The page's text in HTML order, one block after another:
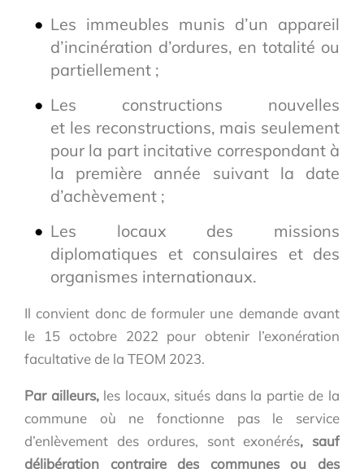
Les immeubles munis d’un appareil
d’incinération d’ordures, en totalité ou
partiellement ;
Les constructions nouvelles
et les reconstructions, mais seulement
pour la part incitative correspondant à
la première année suivant la date
d’achèvement ;
Les locaux des missions
diplomatiques et consulaires et des
organismes internationaux.
Il convient donc de formuler une demande avant
le 15 octobre 2022 pour obtenir l’exonération
facultative de la TEOM 2023.
Par ailleurs,les locaux, situés dans la partie de la
commune où ne fonctionne pas le service
d’enlèvement des ordures, sont exonérés, sauf
délibération contraire
des communes ou des